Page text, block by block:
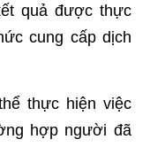
quả được thực
cung cấp dịch
thực hiện việc
hợp người đã